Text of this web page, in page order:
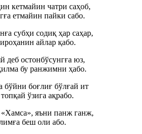
кетмайин чатри саҳоб,
етмайин пайки сабо.
субҳи содиқ ҳар саҳар,
айлар қабо.
деб остонбўсунгға юз,
бу ранжимни ҳабо.
боғлиғ бўлғай ит
ўзига ақрабо.
«Хамса», яъни панж ганж,
беш оли або.